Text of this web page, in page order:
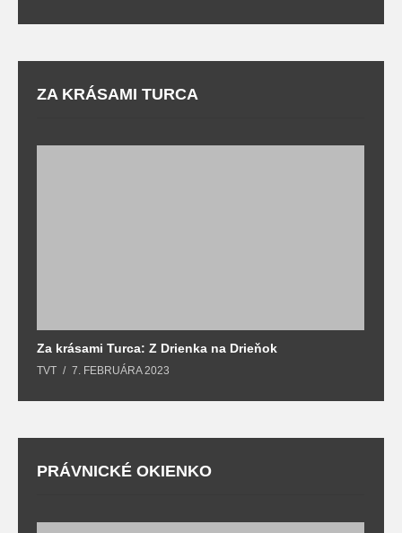
ZA KRÁSAMI TURCA
Za krásami Turca: Z Drienka na Drieňok
TVT 7. FEBRUÁRA 2023
PRÁVNICKÉ OKIENKO